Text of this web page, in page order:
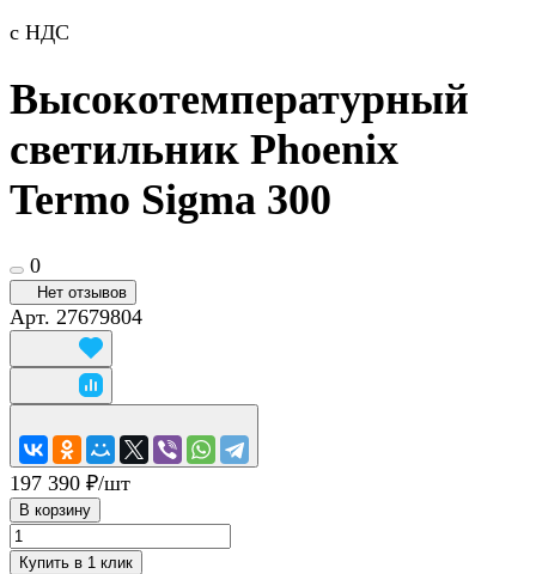
с НДС
Высокотемпературный
светильник Phoenix
Termo Sigma 300
0
Нет отзывов
Арт. 27679804
197 390 ₽/шт
В корзину
Купить в 1 клик